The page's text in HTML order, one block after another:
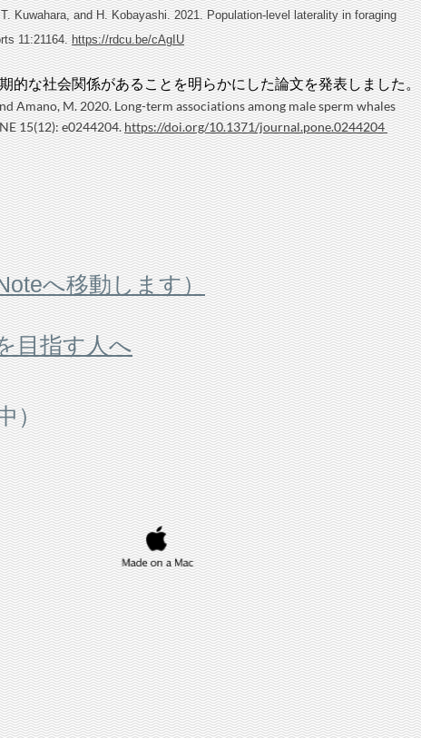
Kuwahara, and H. Kobayashi. 2021. Population-level laterality in foraging
11:21164.https://rdcu.be/cAgIU
的な社会関係があることを明らかにした論文を発表しました。
Amano, M. 2020. Long-term associations among male sperm whales
15(12): e0244204.https://doi.org/10.1371/journal.pone.0244204
へ移動します）
目指す人へ
）